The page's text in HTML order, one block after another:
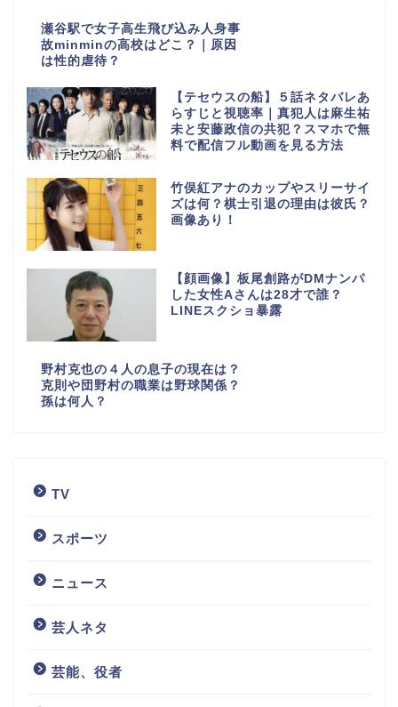
瀬谷駅で女子高生飛び込み人身事
故minminの高校はどこ？｜原因
は性的虐待？
【テセウスの船】５話ネタバレあ
らすじと視聴率｜真犯人は麻生祐
未と安藤政信の共犯？スマホで無
料で配信フル動画を見る方法
竹俣紅アナのカップやスリーサイ
ズは何？棋士引退の理由は彼氏？
画像あり！
【顔画像】板尾創路がDMナンパ
した女性Aさんは28才で誰？
LINEスクショ暴露
野村克也の４人の息子の現在は？
克則や団野村の職業は野球関係？
孫は何人？
TV
スポーツ
ニュース
芸人ネタ
芸能、役者